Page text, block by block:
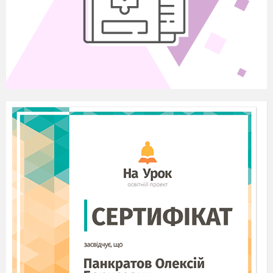
Квіти гарні на клумбі саджаю.
У нас в дворі завжди чистенько,
Дерева ростуть височенькі.
Я їх щотижня поливаю,
Голублю ніжно, з ними розмовляю.
Традиції, свята, обряди – вивчаю я як слід,
Мені допомагають бабуся й мудрий дід.
Я вишиваю рушничок на свято,
Щасливі дуже будуть мої матуся й тато.